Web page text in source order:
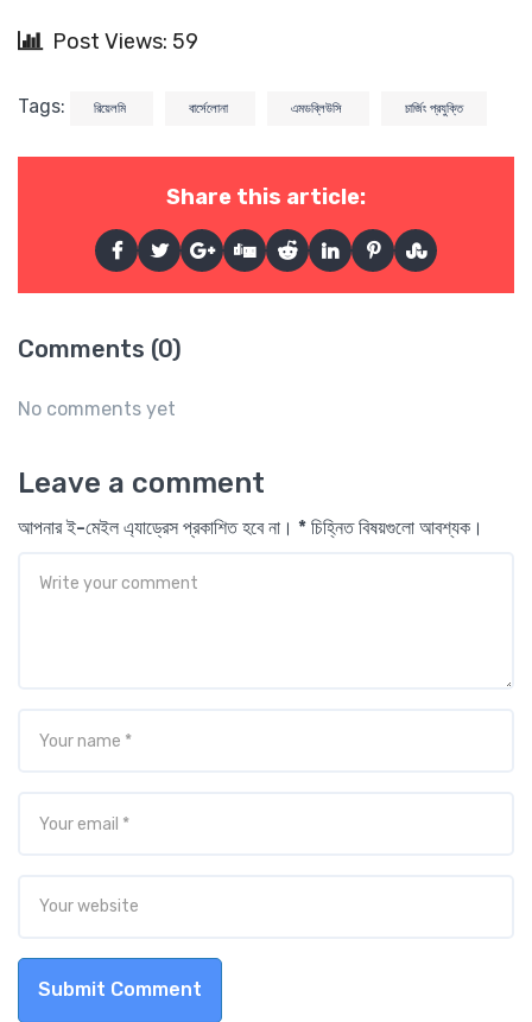
Post Views: 59
Tags: রিয়েলমি বার্সেলোনা এমডব্লিউসি চার্জিং প্রযুক্তি
Share this article:
Comments (0)
No comments yet
Leave a comment
আপনার ই-মেইল এ্যাড্রেস প্রকাশিত হবে না। * চিহ্নিত বিষয়গুলো আবশ্যক।
Submit Comment